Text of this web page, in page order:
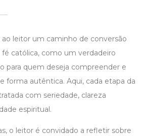
ao leitor um caminho de conversão
católica, como um verdadeiro
para quem deseja compreender e
forma autêntica. Aqui, cada etapa da
com seriedade, clareza
espiritual.
o leitor é convidado a refletir sobre